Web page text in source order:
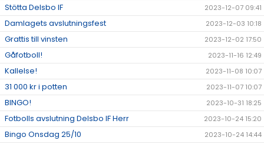
Stötta Delsbo IF 2023-12-07 09:41
Damlagets avslutningsfest 2023-12-03 10:18
Grattis till vinsten 2023-12-02 17:50
Gåfotboll! 2023-11-16 12:49
Kallelse! 2023-11-08 10:07
31 000 kr i potten 2023-11-07 10:07
BINGO! 2023-10-31 18:25
Fotbolls avslutning Delsbo IF Herr 2023-10-24 15:20
Bingo Onsdag 25/10 2023-10-24 14:44